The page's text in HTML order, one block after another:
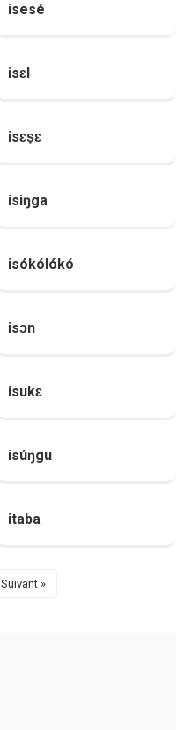
isesé
isɛl
isɛṣɛ
isiŋga
isókólókó
isɔn
isukɛ
isúŋgu
itaba
Suivant »